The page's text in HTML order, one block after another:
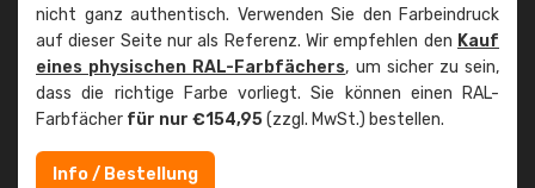
nicht ganz authentisch. Verwenden Sie den Farbeindruck
auf dieser Seite nur als Referenz. Wir empfehlen den Kauf
eines physischen RAL-Farbfächers, um sicher zu sein,
dass die richtige Farbe vorliegt. Sie können einen RAL-
Farbfächer für nur €154,95(zzgl. MwSt.) bestellen.
Info / Bestellung